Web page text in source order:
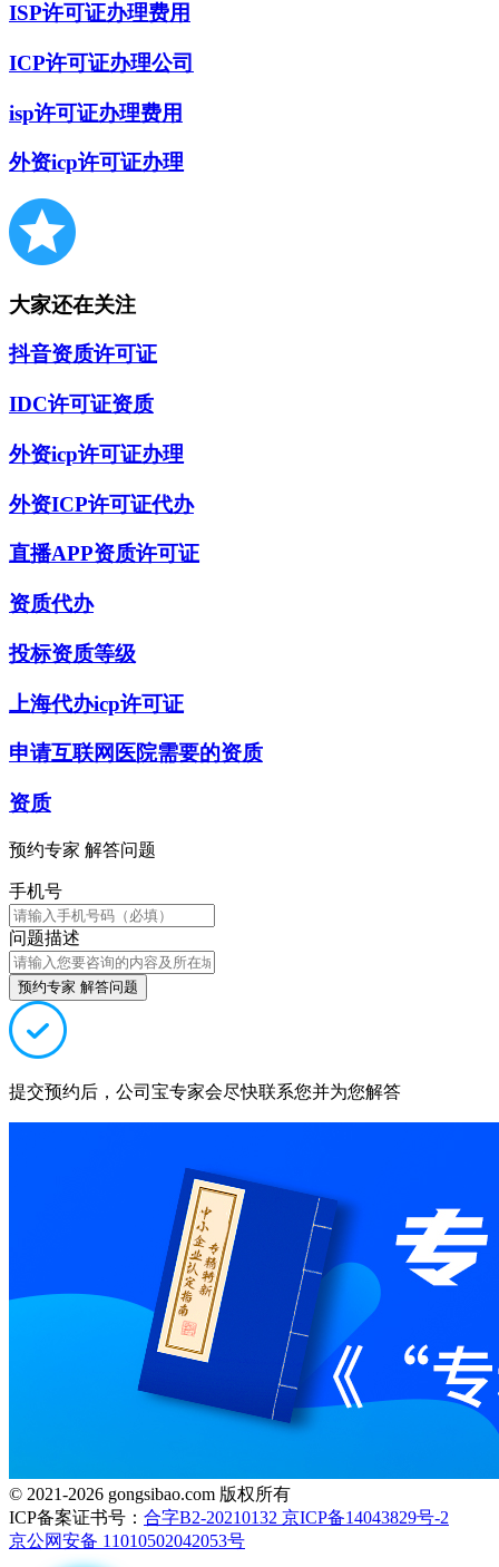
ISP许可证办理费用
ICP许可证办理公司
isp许可证办理费用
外资icp许可证办理
大家还在关注
抖音资质许可证
IDC许可证资质
外资icp许可证办理
外资ICP许可证代办
直播APP资质许可证
资质代办
投标资质等级
上海代办icp许可证
申请互联网医院需要的资质
资质
预约专家 解答问题
手机号
问题描述
预约专家 解答问题
提交预约后，公司宝专家会尽快联系您并为您解答
© 2021-2026 gongsibao.com 版权所有
ICP备案证书号： 合字B2-20210132 京ICP备14043829号-2
京公网安备 11010502042053号